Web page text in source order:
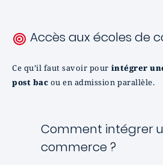
Accès aux écoles de
Ce qu’il faut savoir pour intégrer
post bac ou en admission parallèle.
Comment intégrer
commerce ?